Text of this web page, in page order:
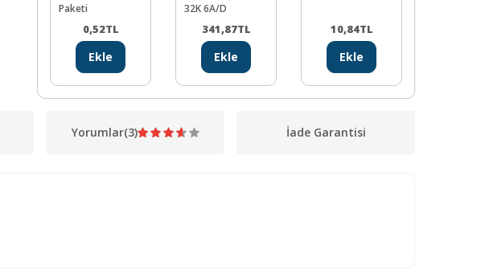
Paketi
0,52TL
Ekle
32K 6A/D
341,87TL
Ekle
10,84TL
Ekle
Yorumlar(3) İade Garantisi